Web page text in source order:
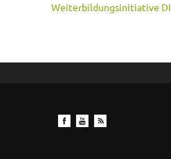
Weiterbildungsinitiative DI